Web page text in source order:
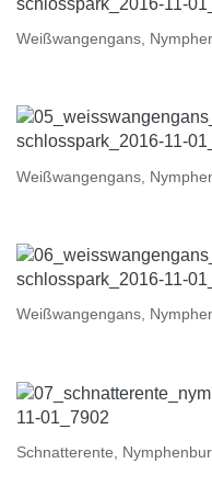
Weißwangengans,
Weißwangengans,
Weißwangengans,
Schnatterente,